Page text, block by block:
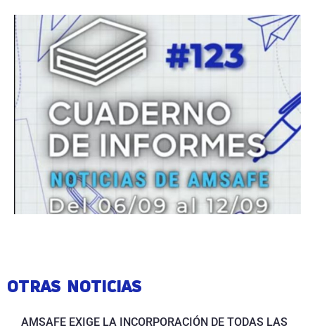
OTRAS NOTICIAS
AMSAFE EXIGE LA INCORPORACIÓN DE TODAS LAS